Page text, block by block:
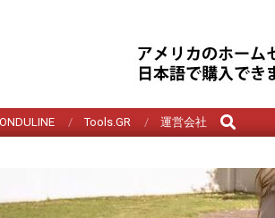
ONDULINE Tools.GR 運営会社
Search